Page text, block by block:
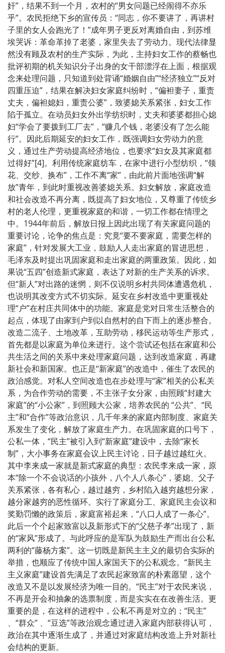
奸”，结果不到一个月，农村的“男女问题已经闹得不亦乐
乎”。农民拒绝下乡的宣传员：“同志，你不要讲了，再讲村
子里的女人会跑光了！”成年男子更反对离婚自由，到苏维
埃哭诉：革命革掉了老婆，家里失去了劳动力。现代法律显
然没有顾及农村的生产实际，为此，主持妇女工作的蔡畅也
批评初期的机关知识分子出身的女干部漂浮在上面，根据观
念来处理问题，只知道到处背诵“婚姻自由”“经济独立”“反对
四重压迫”，结果在解决妇女家庭纠纷时，“偏袒妻子，重责
丈夫，偏袒媳妇，重责公婆”，致婆媳关系紧张，妇女工作
陷于孤立。在动员妇女外出学纺织时，丈夫和婆婆都担心媳
妇“学会了要拨到工厂去”，“赚几个钱，老婆没有了怎么能
行”。因此后期延安的妇女工作，既强调妇女劳动力的意
义，通过生产劳动提高经济地位，也要求“妇女及其家庭都
过得好”[4]。利用传统家庭纺车，在家中进行小型纺织，“领
花、交纱、换布”，工作不离“家”，由此前片面地强调“解
放”青年，到此时重视改善婆媳关系。妇女解放，家庭改造
和社会改造不再分离，既提高了妇女地位，又尊重了传统乡
村的老人伦理，更重视家庭的和谐，一切工作都在情理之
中。1944年前后，解放日报上因此出现了有关家庭问题的
重要讨论，论争的焦点是：究竟“要不要家庭，需要怎样的
家庭”，针对发展大工业，鼓励人人走出家庭的冒进思想，
毛泽东及时提出巩固家庭和走出家庭的两重政策。因此，如
果说“五四”创造新式家庭，表达了对新的生产关系的诉求。
但“新人”对出路的迷惘，则不仅说明乡村共同体遭遇危机，
也说明其改变方式不切实际。延安在乡村改造中更重视处
理“户”在村庄共同体中的功能。家庭是党对日常生活整合的
起点，体现了由家到户到以自然村的自下而上的逐步整合。
改造二流子、土地改革，互助劳动，移民运动等生产形式，
首先都是以家庭为单位来进行。这个尝试还包括在家庭和公
共生活之间的关系中来处理家庭问题，达到改造家庭，再建
新社会和新国家。也正是“新家庭”的改造中，催生了农民的
政治感觉。对私人空间改造也在步处理与“家”相关的公私关
系，为合作劳动的需要，不主张子女分家，由照顾“封建大
家庭”的“小公家”，到照顾大公家，培养农民的 “公共”、“民
主”和“合作”等政治意识，几千年来的家庭内部制度、家庭关
系发生了变化，解放了家庭生产力。在巩固家庭的口号下，
公私一体，“民主”被引入到“新家庭”建设中，去除“家长
制”，大小事务在家庭会议上民主讨论，日子越过越红火。
其中李来成一家就是新式家庭的典型：农民李来成一家，原
本“除一个不会说话的小孩外，八个人八条心”，婆媳、父子
关系紧张，各有私心，越过越穷，乡村陷入越穷越想分家，
越分家越穷的恶性循环。实行了家庭分工、家庭民主会议和
奖勤罚懒的政策后，家庭富裕起来，“八口人成了一条心”。
此后一个个起家致富以及新形式下的“父慈子孝”出现了，新
的“家风”形成了。与此呼应的是军队为鼓励生产而出台公私
两利的“藤杨方案”。这一切既是新民主主义的最切合实际的
举措，也顺应了传统中国人家国天下的公私观念。“新民主
主义家庭”建设首先满足了农民起家致富的朴素愿望，这个
改造又不是以发展经济为唯一目的。“民主”对于农民来说，
不再是开会和抽象的选票制度，而是实实在在改善生活。更
重要的是，在这样的进程中，公私不再是对立的；“民主”
、“群众” 、“豆选”等政治观念通过进入家庭内部获得认可，
政治在其中逐渐生成了，并通过对家庭结构改造上升对新社
会结构的更新。